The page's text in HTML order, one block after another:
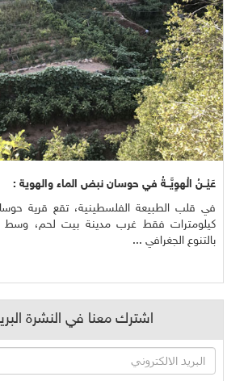
عَيْــنُ الْهوِيَّــةُ في حوسان نبض الماء والهوية :
في قلب الطبيعة الفلسطينية، تقع قرية
كيلومترات فقط غرب مدينة بيت لحم، وسط
بالتنوع الجغرافي ...
اشترك معنا في النشرة